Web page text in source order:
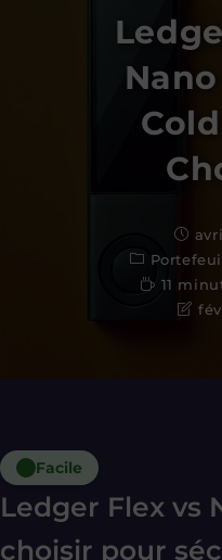
11
Facile
Ledger Flex vs
choisir pour